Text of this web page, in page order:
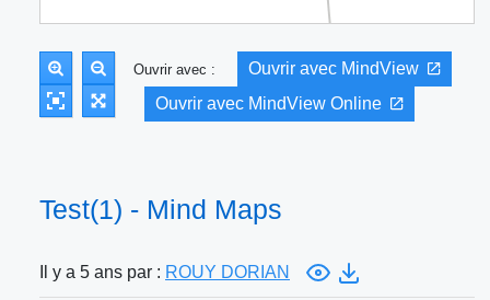
Ouvrir avec :
Ouvrir avec MindView
Ouvrir avec MindView Online
Test(1) - Mind Maps
Il y a 5 ans par : ROUY DORIAN